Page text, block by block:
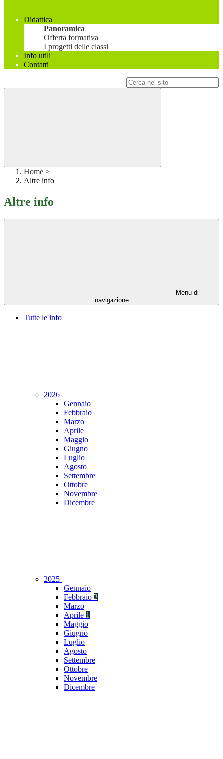
Didattica
Panoramica
Offerta formativa
I progetti delle classi
Info utili
Contatti
Home >
Altre info
Altre info
Menu di
navigazione
Tutte le info
2026
Gennaio
Febbraio
Marzo
Aprile
Maggio
Giugno
Luglio
Agosto
Settembre
Ottobre
Novembre
Dicembre
2025
Gennaio
Febbraio 2
Marzo
Aprile 1
Maggio
Giugno
Luglio
Agosto
Settembre
Ottobre
Novembre
Dicembre